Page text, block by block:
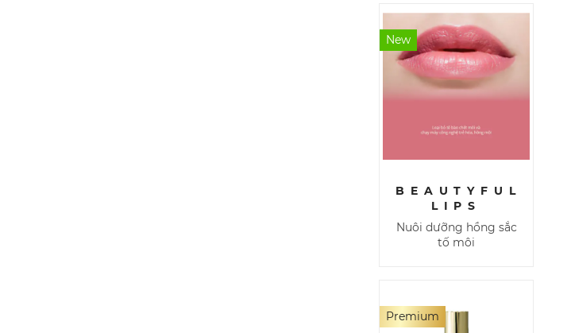
New
BEAUTYFUL
LIPS
Nuôi dưỡng hồng sắc
tố môi
Premium